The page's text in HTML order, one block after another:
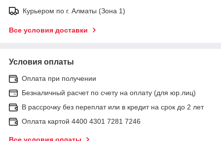
Курьером по г. Алматы (Зона 1)
Все условия доставки
Условия оплаты
Оплата при получении
Безналичный расчет по счету на оплату (для юр.лиц)
В рассрочку без переплат или в кредит на срок до 2 лет
Оплата картой 4400 4301 7281 7246
Все условия оплаты